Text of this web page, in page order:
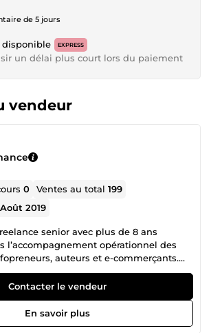
de 5 jours
disponible EXPRESS
un délai plus court lors du paiement
vendeur
0 Ventes au total199
Août 2019
senior avec plus de 8 ans
l’accompagnement opérationnel des
auteurs et e-commerçants.
de mon activité, j’ai eu la chance de
de 200 clients (auteurs, coaches,
et entreprises) sur des projets exigeants,
valeur ajoutée. 🛠️ Mon expertise couvre
commerce &amp; infoproduits (email,
Contacter le vendeur
En savoir plus